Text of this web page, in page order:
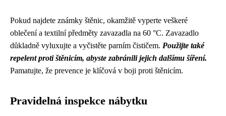
Pokud najdete známky štěnic, okamžitě vyperte veškeré
oblečení a textilní předměty zavazadla na 60 °C. Zavazadlo
důkladně vyluxujte a vyčistěte parním čističem. Použijte také
repelent proti štěnicím, abyste zabránili jejich dalšímu šíření.
Pamatujte, že prevence je klíčová v boji proti štěnicím.
Pravidelná inspekce nábytku